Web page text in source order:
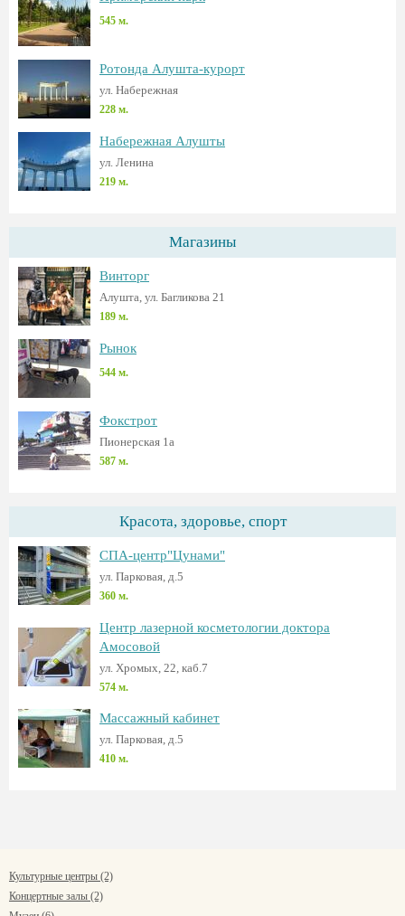
545 м.
Ротонда Алушта-курорт
ул. Набережная
228 м.
Набережная Алушты
ул. Ленина
219 м.
Магазины
Винторг
Алушта, ул. Багликова 21
189 м.
Рынок
544 м.
Фокстрот
Пионерская 1а
587 м.
Красота, здоровье, спорт
СПА-центр"Цунами"
ул. Парковая, д.5
360 м.
Центр лазерной косметологии доктора
Амосовой
ул. Хромых, 22, каб.7
574 м.
Массажный кабинет
ул. Парковая, д.5
410 м.
Культурные центры (2)
Концертные залы (2)